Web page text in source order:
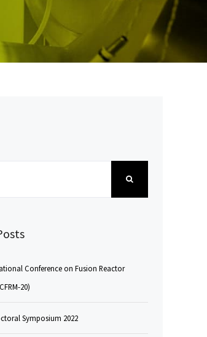
Conference on Fusion Reactor
20)
Symposium 2022